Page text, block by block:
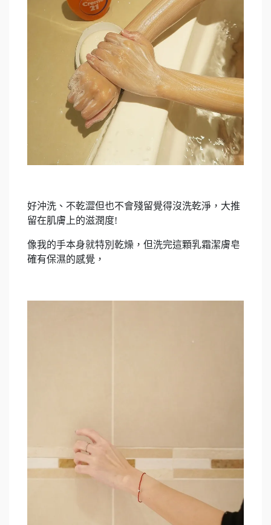
好沖洗、不乾澀但也不會殘留覺得沒洗乾淨，大推
留在肌膚上的滋潤度!
像我的手本身就特別乾燥，但洗完這顆乳霜潔膚皂
確有保濕的感覺，